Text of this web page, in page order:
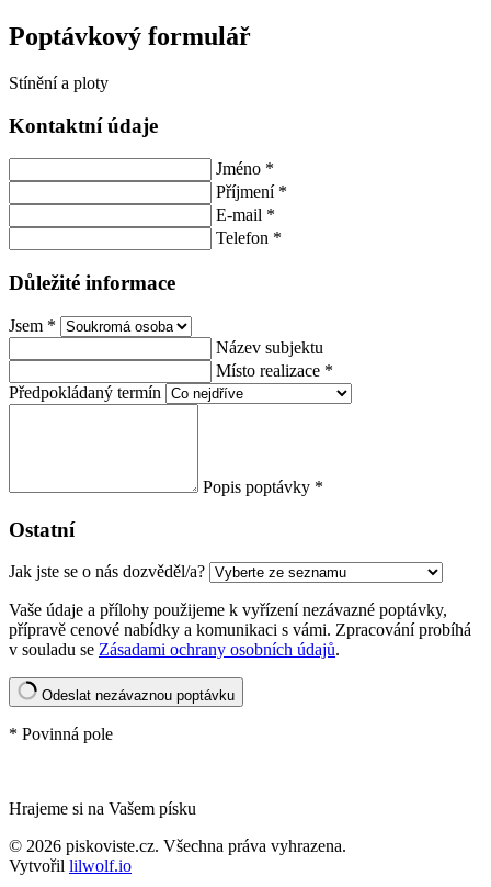
Poptávkový formulář
Stínění a ploty
Kontaktní údaje
Jméno *
Příjmení *
E-mail *
Telefon *
Důležité informace
Jsem *
Název subjektu
Místo realizace *
Předpokládaný termín
Popis poptávky *
Ostatní
Jak jste se o nás dozvěděl/a?
Vaše údaje a přílohy použijeme k vyřízení nezávazné poptávky,
přípravě cenové nabídky a komunikaci s vámi. Zpracování probíhá
v souladu se Zásadami ochrany osobních údajů.
Odeslat nezávaznou poptávku
* Povinná pole
Hrajeme si na Vašem písku
© 2026 piskoviste.cz. Všechna práva vyhrazena.
Vytvořil lilwolf.io